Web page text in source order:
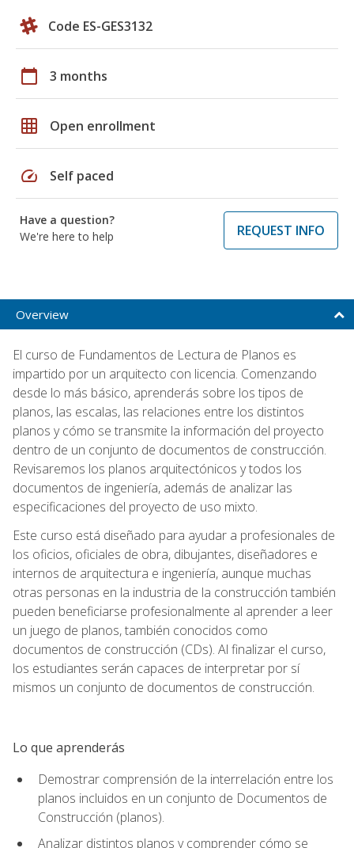
Code ES-GES3132
calendar_today 3 months
grid_on Open enrollment
speed Self paced
Have a question?
We're here to help
REQUEST INFO
Overview
El curso de Fundamentos de Lectura de Planos es
impartido por un arquitecto con licencia. Comenzando
desde lo más básico, aprenderás sobre los tipos de
planos, las escalas, las relaciones entre los distintos
planos y cómo se transmite la información del proyecto
dentro de un conjunto de documentos de construcción.
Revisaremos los planos arquitectónicos y todos los
documentos de ingeniería, además de analizar las
especificaciones del proyecto de uso mixto.
Este curso está diseñado para ayudar a profesionales de
los oficios, oficiales de obra, dibujantes, diseñadores e
internos de arquitectura e ingeniería, aunque muchas
otras personas en la industria de la construcción también
pueden beneficiarse profesionalmente al aprender a leer
un juego de planos, también conocidos como
documentos de construcción (CDs). Al finalizar el curso,
los estudiantes serán capaces de interpretar por sí
mismos un conjunto de documentos de construcción.
Lo que aprenderás
Demostrar comprensión de la interrelación entre los
planos incluidos en un conjunto de Documentos de
Construcción (planos).
Analizar distintos planos y comprender cómo se